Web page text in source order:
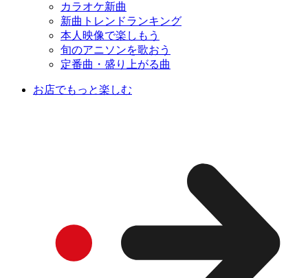
カラオケ新曲
新曲トレンドランキング
本人映像で楽しもう
旬のアニソンを歌おう
定番曲・盛り上がる曲
お店でもっと楽しむ